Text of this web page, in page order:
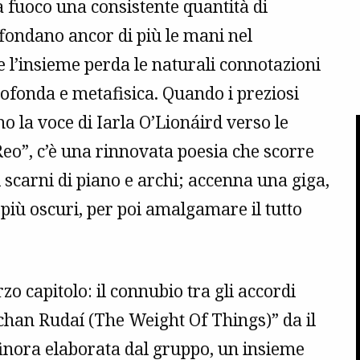
una consistente quantità di
ancor di più le mani nel
l’insieme perda le naturali connotazioni
e metafisica. Quando i preziosi
la voce di Iarla O’Lionáird verso le
c’è una rinnovata poesia che scorre
scarni di piano e archi; accenna una giga,
oscuri, per poi amalgamare il tutto
capitolo: il connubio tra gli accordi
Rudaí (The Weight Of Things)” da il
elaborata dal gruppo, un insieme